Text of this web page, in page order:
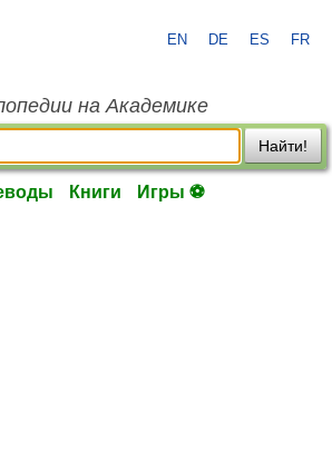
EN DE ES FR
на Академике
Найти!
Книги Игры ⚽